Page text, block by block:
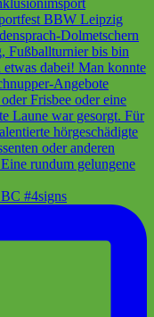
#4signs